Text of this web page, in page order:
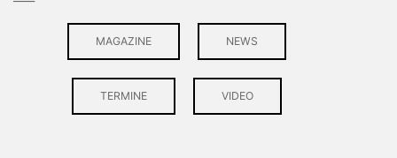
MAGAZINE NEWS
TERMINE VIDEO